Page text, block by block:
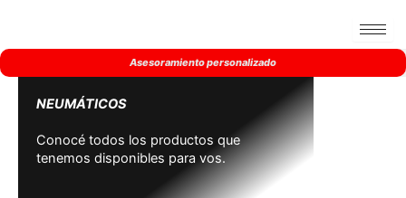
contenido
Asesoramiento personalizado
NEUMÁTICOS
Conocé todos los productos que
tenemos disponibles para vos.